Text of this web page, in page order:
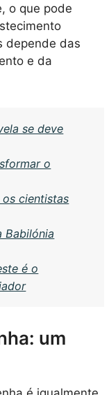
o que pode
depende das
e da
se deve
o
cientistas
Babilónia
é o
um